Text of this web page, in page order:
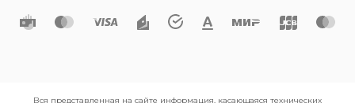
Вся представленная на сайте информация, касающаяся технических